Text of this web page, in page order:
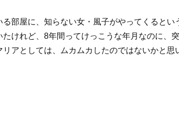
部屋に、知らない女・風子がやってくるとい
けれど、8年間ってけっこうな年月なのに、
アとしては、ムカムカしたのではないかと思